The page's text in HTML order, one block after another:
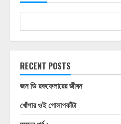
RECENT POSTS
জন ডি রকফেলারের জীবন
খোঁপার ওই গোলাপকাঁটা